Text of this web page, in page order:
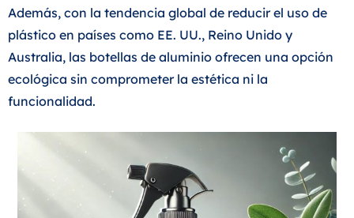
Además, con la tendencia global de reducir el uso de
plástico en países como EE. UU., Reino Unido y
Australia, las botellas de aluminio ofrecen una opción
ecológica sin comprometer la estética ni la
funcionalidad.